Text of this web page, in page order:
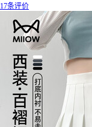
17条评价